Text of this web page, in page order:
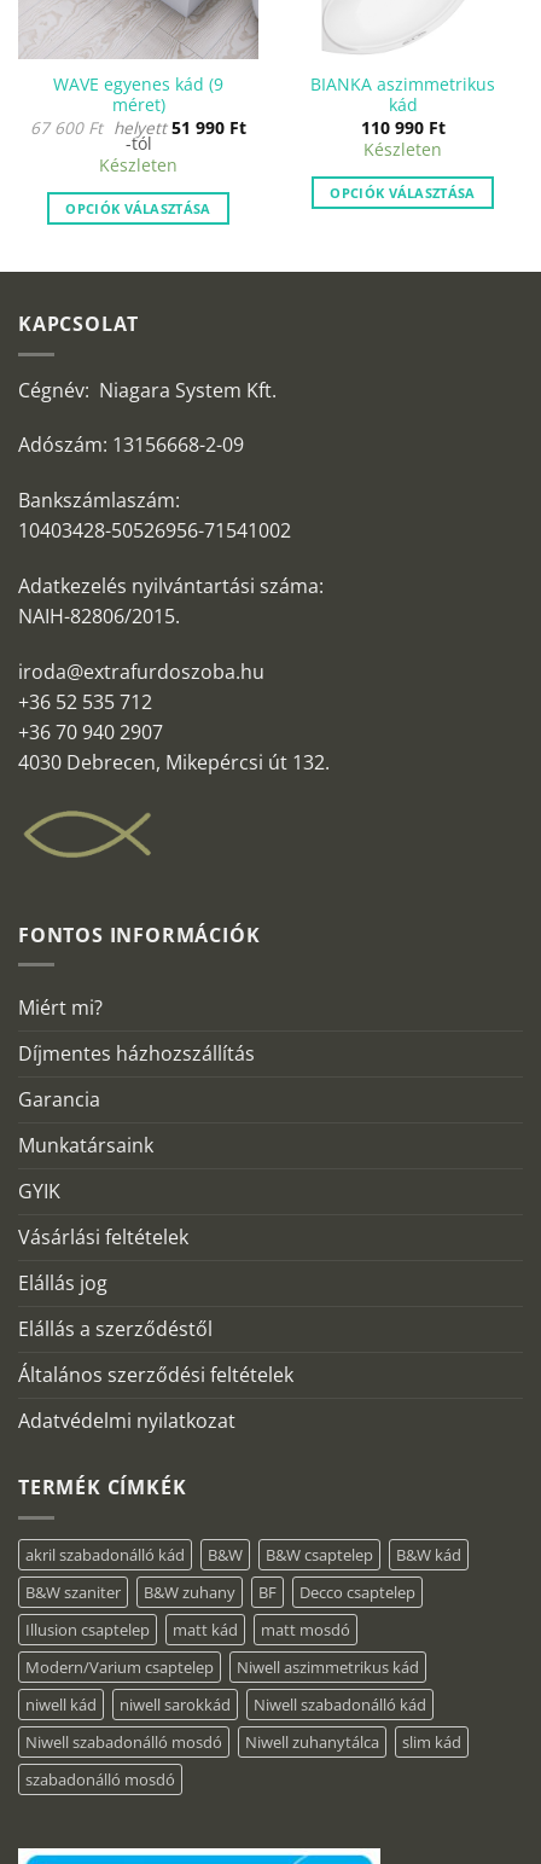
WAVE egyenes kád (9
méret)
67 600 Ft helyett51 990 Ft
-tól
Készleten
OPCIÓK VÁLASZTÁSA
több
A
a
választhatók
BIANKA aszimmetrikus
kád
110 990 Ft
Készleten
OPCIÓK VÁLASZTÁSA
KAPCSOLAT
Cégnév: Niagara System Kft.
Adószám: 13156668-2-09
Bankszámlaszám:
10403428-50526956-71541002
Adatkezelés nyilvántartási száma:
NAIH-82806/2015.
iroda@extrafurdoszoba.hu
+36 52 535 712
+36 70 940 2907
4030 Debrecen, Mikepércsi út 132.
FONTOS INFORMÁCIÓK
Miért mi?
Díjmentes házhozszállítás
Garancia
Munkatársaink
GYIK
Vásárlási feltételek
Elállás jog
Elállás a szerződéstől
Általános szerződési feltételek
Adatvédelmi nyilatkozat
TERMÉK CÍMKÉK
akril szabadonálló kád B&W B&W csaptelep
B&W kád
B&W szaniter
B&W zuhany BF
Decco csaptelep
Illusion csaptelep
matt kád
matt mosdó
Modern/Varium csaptelep
Niwell aszimmetrikus kád
niwell kád
niwell sarokkád
Niwell szabadonálló kád
Niwell szabadonálló mosdó
Niwell zuhanytálca
slim kád
szabadonálló mosdó